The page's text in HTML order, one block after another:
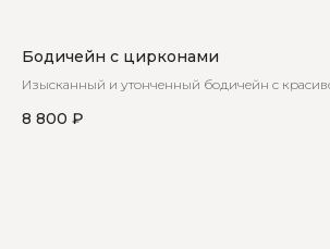
Бодичейн с цирконами
Изысканный и утонченный бодичейн с
8 800 ₽